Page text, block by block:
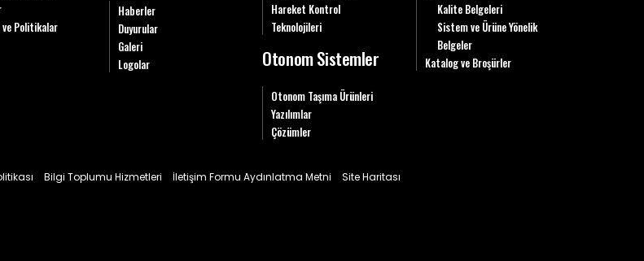
ve Politikalar
Haberler
Duyurular
Galeri
Logolar
Hareket Kontrol
Teknolojileri
Otonom Sistemler
Otonom Taşıma Ürünleri
Yazılımlar
Çözümler
Kalite Belgeleri
Sistem ve Ürüne Yönelik
Belgeler
Katalog ve Broşürler
Bilgi Toplumu Hizmetleri İletişim Formu Aydınlatma Metni Site Haritası